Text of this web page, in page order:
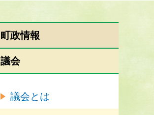
町政情報
議会
議会とは